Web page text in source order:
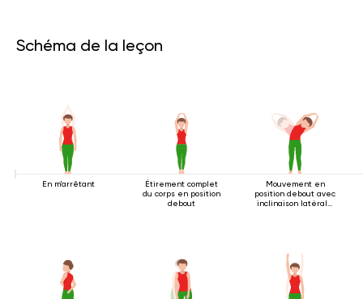
Schéma de la leçon
En m'arrêtant
Étirement complet
du corps en position
debout
Mouvement en
position debout avec
inclinaison latérale